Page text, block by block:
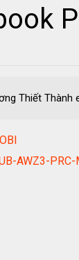
Thiết Thành
AWZ3-PRC-